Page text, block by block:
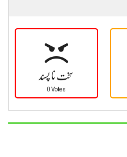
سخت نا پسند
0 Votes